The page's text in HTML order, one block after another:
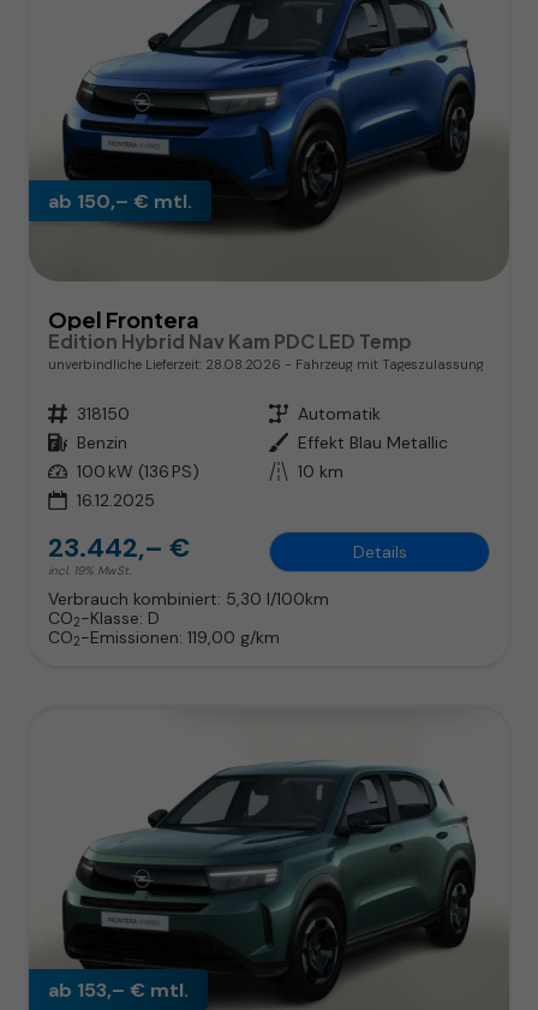
ab 150,– € mtl.
Opel Frontera
Edition Hybrid Nav Kam PDC LED Temp
unverbindliche Lieferzeit: 28.08.2026 Fahrzeug mit Tageszulassung
Fahrzeugnr. 318150 Getriebe Automatik
Kraftstoff Benzin Außenfarbe Effekt Blau Metallic
Leistung 100 kW (136 PS) Kilometerstand 10 km
16.12.2025
23.442,– €
incl. 19% MwSt.
Details
Verbrauch kombiniert: 5,30 l/100km
CO2-Klasse: D
CO2-Emissionen: 119,00 g/km
ab 153,– € mtl.